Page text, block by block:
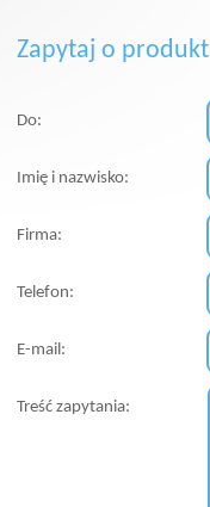
Zapytaj o produkt
Do:
Imię i nazwisko:
Firma:
Telefon:
E-mail:
Treść zapytania: